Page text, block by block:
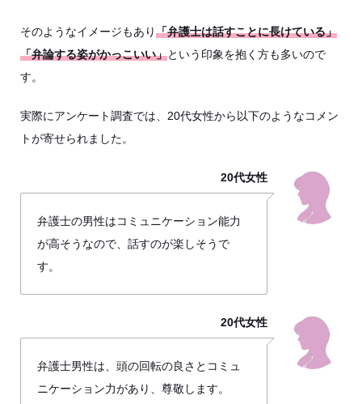
そのようなイメージもあり「弁護士は話すことに長けている」
「弁論する姿がかっこいい」という印象を抱く方も多いので
す。
実際にアンケート調査では、20代女性から以下のようなコメン
トが寄せられました。
20代女性
弁護士の男性はコミュニケーション能力
が高そうなので、話すのが楽しそうで
す。
20代女性
弁護士男性は、頭の回転の良さとコミュ
ニケーション力があり、尊敬します。